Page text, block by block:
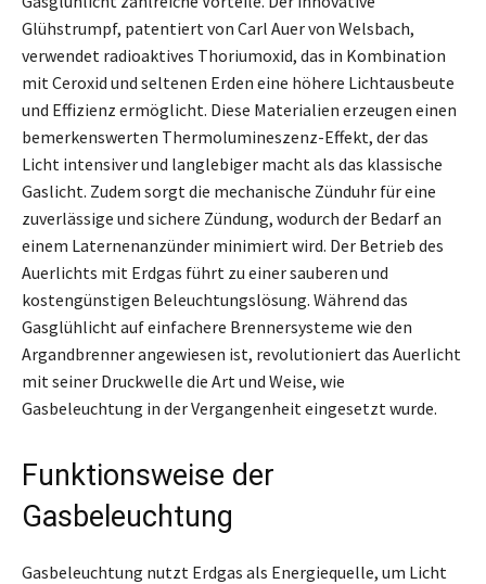
Glühstrumpf, patentiert von Carl Auer von Welsbach,
verwendet radioaktives Thoriumoxid, das in Kombination
mit Ceroxid und seltenen Erden eine höhere Lichtausbeute
und Effizienz ermöglicht. Diese Materialien erzeugen einen
bemerkenswerten Thermolumineszenz-Effekt, der das
Licht intensiver und langlebiger macht als das klassische
Gaslicht. Zudem sorgt die mechanische Zünduhr für eine
zuverlässige und sichere Zündung, wodurch der Bedarf an
einem Laternenanzünder minimiert wird. Der Betrieb des
Auerlichts mit Erdgas führt zu einer sauberen und
kostengünstigen Beleuchtungslösung. Während das
Gasglühlicht auf einfachere Brennersysteme wie den
Argandbrenner angewiesen ist, revolutioniert das Auerlicht
mit seiner Druckwelle die Art und Weise, wie
Gasbeleuchtung in der Vergangenheit eingesetzt wurde.
Funktionsweise der
Gasbeleuchtung
Gasbeleuchtung nutzt Erdgas als Energiequelle, um Licht